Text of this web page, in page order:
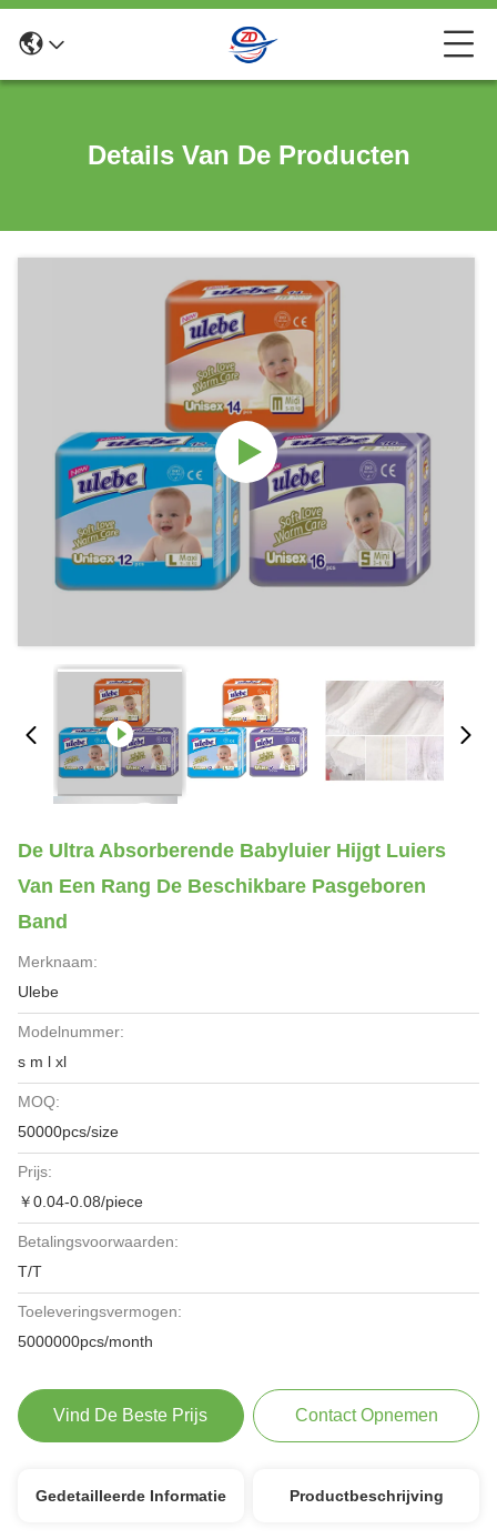
Details Van De Producten
De Ultra Absorberende Babyluier Hijgt Luiers
Van Een Rang De Beschikbare Pasgeboren
Band
Merknaam:
Ulebe
Modelnummer:
s m l xl
MOQ:
50000pcs/size
Prijs:
￥0.04-0.08/piece
Betalingsvoorwaarden:
T/T
Toeleveringsvermogen:
5000000pcs/month
Vind De Beste Prijs Contact Opnemen
Gedetailleerde Informatie Productbeschrijving